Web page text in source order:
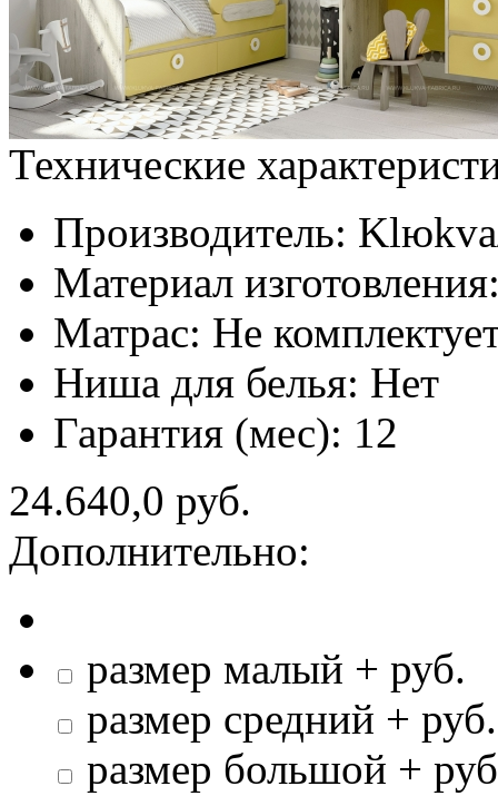
Технические
Производитель:
Материал
Матрас: Не
Ниша для белья: Нет
Гарантия (мес): 12
24.640,0 руб.
Дополнительно:
размер малый + руб.
размер средний + руб.
размер большой +